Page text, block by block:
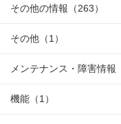
その他の情報 （263）
その他 （1）
メンテナンス・障害情報
機能 （1）